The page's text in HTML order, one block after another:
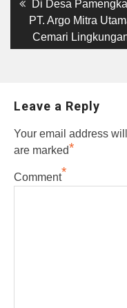
navigation
Previous
post:
Di Desa
PT. Argo Mitra
Cemari
Leave a Reply
Your email address
are marked*
Comment*